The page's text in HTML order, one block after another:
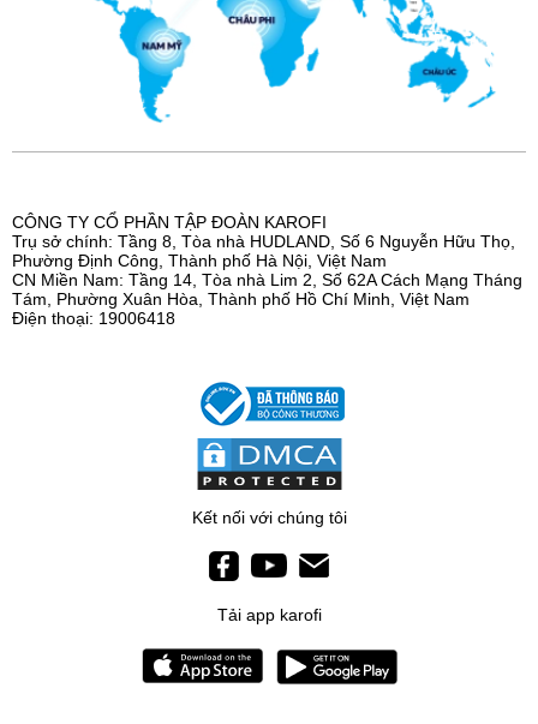
CÔNG TY CỔ PHẦN TẬP ĐOÀN KAROFI
Trụ sở chính: Tầng 8, Tòa nhà HUDLAND, Số 6 Nguyễn Hữu Thọ,
Phường Định Công, Thành phố Hà Nội, Việt Nam
CN Miền Nam: Tầng 14, Tòa nhà Lim 2, Số 62A Cách Mạng Tháng
Tám, Phường Xuân Hòa, Thành phố Hồ Chí Minh, Việt Nam
Điện thoại: 19006418
Kết nối với chúng tôi
Tải app karofi